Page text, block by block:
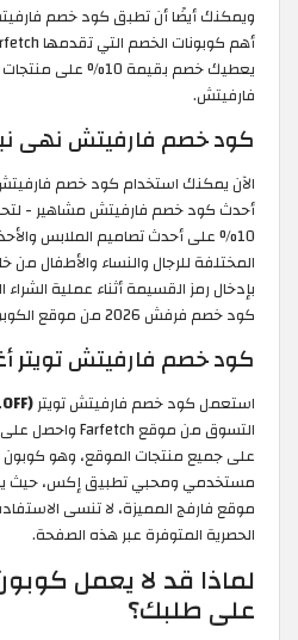
ويمكنك أيضًا أن تطبق كود خصم
يعطيك خصم بقيمة
فارفيتش.
كود خصم فارفيتش نهى
الآن يمكنك استخدام كود خصم
أحدث كود خصم فارفيتش مشاهير -
10% على أحدث تصاميم الملابس
بإدخال رمز القسيمة أثناء عملية
كود خصم فرفش 2026 من موقع الكوبون.
كود خصم فارفيتش تويتر
استعمل كود خصم فارفيتش تويتر(NC10FF)
على جميع منتجات الموقع، وهو
مستخدمي ومحبي تطبيق إكس، حيث
موقع فارفج المميزة، لا تنسى
الحصرية المتوفرة عبر هذه الصفحة.
لماذا قد لا يعمل
على طلبك؟